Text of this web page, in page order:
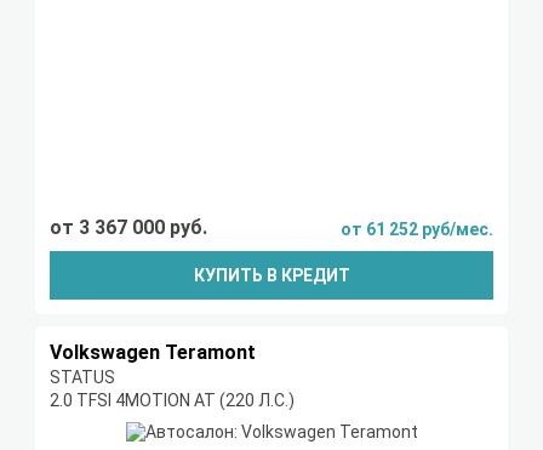
от 3 367 000 руб. от 61 252 руб/мес.
КУПИТЬ В КРЕДИТ
Volkswagen Teramont
STATUS
2.0 TFSI 4MOTION AT (220 Л.С.)